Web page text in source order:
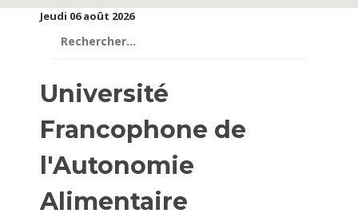
Jeudi 06 août 2026
Université
Francophone de
l'Autonomie
Alimentaire